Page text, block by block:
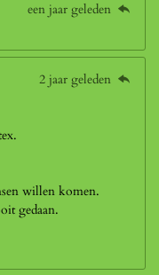
een jaar geleden
2 jaar geleden
willen komen.
gedaan.